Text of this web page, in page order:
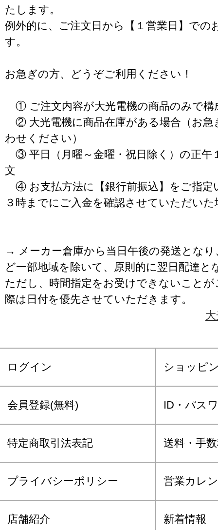
たします。
例外的に、ご注文日から【１営業日】での
す。
お急ぎの方、どうぞご利用ください！
① ご注文内容が大光電機の商品のみで構
② 大光電機に商品在庫がある場合（お急
わせください）
③ 平日（月曜～金曜・祝日除く）の正午
文
④ お支払方法に【銀行前振込】をご指定
３時までにご入金を確認させていただいた
→ メーカー倉庫から当日午後の発送となり
ど一部地域を除いて、原則的に翌日配達と
ただし、時間指定をお受けできないこと
際は日付を優先させていただきます。
ログイン ショッピ
会員登録(無料) ID・パス
特定商取引法表記 送料・手
プライバシーポリシー 営業カレ
店舗紹介 新着情報